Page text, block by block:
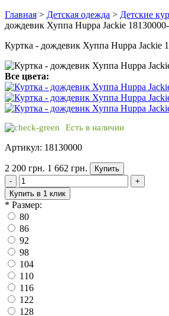
Главная > Детская одежда > Детские
дождевик Хуппа Huppa Jackie
Куртка - дождевик Хуппа Huppa Jackie
Все цвета:
Есть в наличии
Артикул: 18130000
2 200 грн. 1 662 грн.
Купить
-
+
Купить в 1 клик
* Размер:
80
86
92
98
104
110
116
122
128